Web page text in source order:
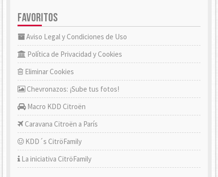
FAVORITOS
Aviso Legal y Condiciones de Uso
Política de Privacidad y Cookies
Eliminar Cookies
Chevronazos: ¡Sube tus fotos!
Macro KDD Citroën
Caravana Citroën a París
KDD´s CitröFamily
La iniciativa CitröFamily